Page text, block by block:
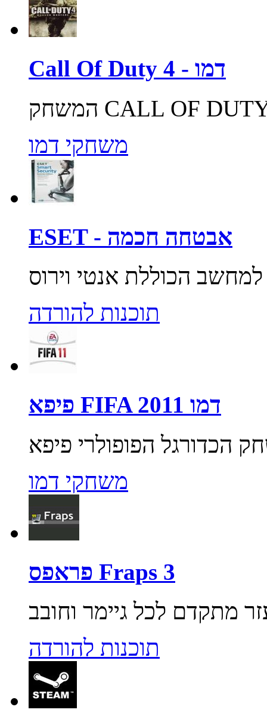
Call Of Duty 4 - דמו
משחקי דמו
ESET - אבטחה חכמה
תוכנות להורדה
פיפא FIFA 2011 דמו
משחקי דמו
פראפס Fraps 3
תוכנות להורדה